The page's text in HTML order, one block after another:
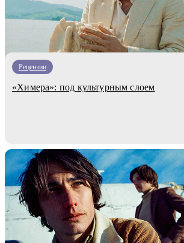
Рецензии
«Химера»: под культурным слоем